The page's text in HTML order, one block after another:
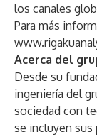
los canales
Para más
Acerca del
Desde su
ingeniería del
sociedad con
se incluyen sus